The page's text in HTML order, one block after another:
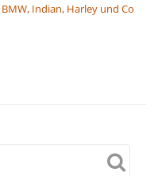
BMW, Indian, Harley und Co